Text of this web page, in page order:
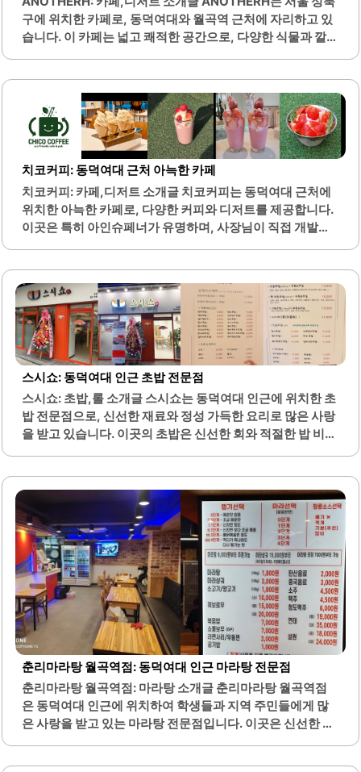
니다.여름철에는 시원한 막국수와 함께 도토리묵사발도 인
기 메뉴로, 많은 손님들이 찾는 이유입니다. 이곳의 음식은 양
이 푸짐하여 만족스러운 식사를 보장합니다. 고객의 편의를
고려한 서비스가..
구에 위치한 카페로, 동덕여대와 월곡역 근처에 자리하고 있
습니다. 이 카페는 넓고 쾌적한 공간으로, 다양한 식물과 깔끔
을 즐길 수 있습니다.ANOTHERH는 특히 브런치 메뉴와 디
저트가 다양하게 준비되어 있어, 방문객들이 선택할 수 있는
폭이 넓습니다. 카페 내부에는 여러 개의 콘센트가 마련되어
있어, 노트북 작업이나 스터디를 하기에도 적합한 장소입니
다. 조용한 분위기 속에서 집중할 수 있는 환경이 조성되어 있
어, 학업이나 업무를 위해 자주 찾는 이들이 많습니다.또한,
이곳은 배달과 포장 서비스도 제공하여, 바쁜 일상 속에서도
간편하게 이용할 수 있습니다. ANOTHERH의 메뉴 중에서는
신선한 재료로 만든 음료와 식사가..
치코커피: 동덕여대 근처 아늑한 카페
치코커피: 카페,디저트 소개글 치코커피는 동덕여대 근처에
위치한 아늑한 카페로, 다양한 커피와 디저트를 제공합니다.
이곳은 특히 아인슈페너가 유명하며, 사장님이 직접 개발한
강아지를 동반할 수 있는 공간이 마련되어 있어 애완동물과
함께 방문하기 좋은 장소입니다. 메뉴에는 신선한 샐러드와
맛있는 샌드위치도 포함되어 있어 간단한 식사도 가능합니
다. 주차 공간이 마련되어 있어 차량 이용 시 편리함을 더합니
다.이곳의 음료는 제철 과일을 사용하여 신선한 맛을 자랑하
며, 다양한 종류의 음료가 준비되어 있습니다. 카페 내부는 잔
잔한 음악이 흐르며, 조용한 대화가 가능한 분위기를 유지하
고 있습니다. 치코커피는 고객의 다양한 취향을 반영한 메뉴
로 구성되어 있어 누구나 만족할 수..
스시쇼: 동덕여대 인근 초밥 전문점
스시쇼: 초밥,롤 소개글 스시쇼는 동덕여대 인근에 위치한 초
밥 전문점으로, 신선한 재료와 정성 가득한 요리로 많은 사랑
을 받고 있습니다. 이곳의 초밥은 신선한 회와 적절한 밥 비율
질감이 뛰어나며, 사이드 메뉴로서의 역할을 훌륭히 수행합
니다.스시쇼의 매장은 아기자기하고 아늑한 분위기로 꾸며
져 있어, 편안한 식사 환경을 제공합니다. 고객들은 초밥의 맛
뿐만 아니라, 친절한 서비스와 쾌적한 매장 관리에도 높은 평
가를 하고 있습니다. 이곳의 초밥은 두툼한 회와 부드러운 밥
으로 구성되어 있어, 씹는 맛이 뛰어나며, 매번 신선한 재료
로 제공됩니다.또한, 합리적인 가격으로 제공되는 점심 특선
메뉴는 많은 이들에게 인기를 끌고 있습니다. 스시쇼는 포장
서비스도 제공하여,..
춘리마라탕 월곡역점: 동덕여대 인근 마라탕 전문점
춘리마라탕 월곡역점: 마라탕 소개글 춘리마라탕 월곡역점
은 동덕여대 인근에 위치하여 학생들과 지역 주민들에게 많
은 사랑을 받고 있는 마라탕 전문점입니다. 이곳은 신선한 재